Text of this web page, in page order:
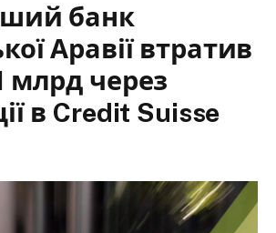
банк
Аравії втратив
млрд через
в Credit Suisse